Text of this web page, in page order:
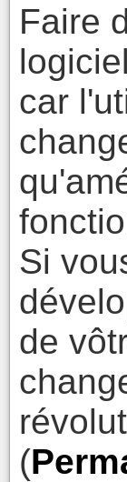
Faire
car
Si
de
(